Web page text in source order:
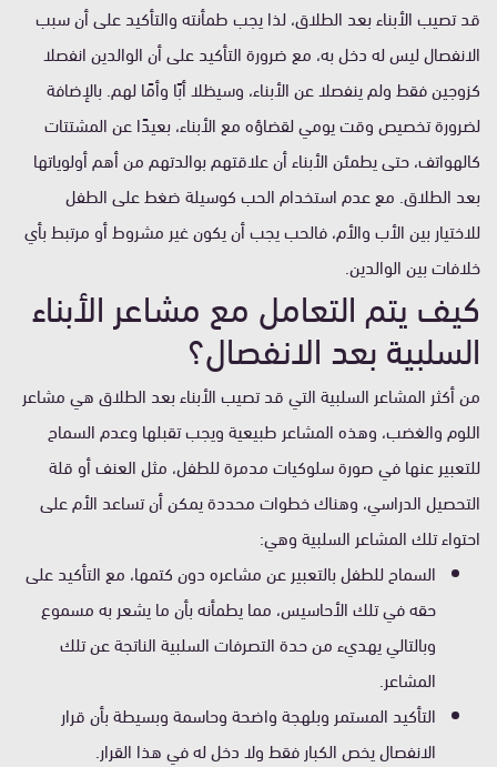
قد تصيب الأبناء بعد الطلاق، لذا يجب طمأنته والتأكيد على أن سبب
الانفصال ليس له دخل به، مع ضرورة التأكيد على أن الوالدين انفصلا
كزوجين فقط ولم ينفصلا عن الأبناء، وسيظلا أبًا وأمًا لهم.بالإضافة
لضرورة تخصيص وقت يومي لقضاؤه مع الأبناء، بعيدًا عن المشتتات
كالهواتف، حتى يطمئن الأبناء أن علاقتهم بوالدتهم من أهم أولوياتها
بعد الطلاق. مع عدم استخدام الحب كوسيلة ضغط على الطفل
للاختيار بين الأب والأم، فالحب يجب أن يكون غير مشروط أو مرتبط بأي
خلافات بين الوالدين.
كيف يتم التعامل مع مشاعر الأبناء
السلبية بعد الانفصال؟
من أكثر المشاعر السلبية التي قد تصيب الأبناء بعد الطلاق هي مشاعر
اللوم والغضب، وهذه المشاعر طبيعية ويجب تقبلها وعدم السماح
للتعبير عنها في صورة سلوكيات مدمرة للطفل، مثل العنف أو قلة
التحصيل الدراسي، وهناك خطوات محددة يمكن أن تساعد الأم على
احتواء تلك المشاعر السلبية وهي:
السماح للطفل بالتعبير عن مشاعره دون كتمها، مع التأكيد على
حقه في تلك الأحاسيس، مما يطمأنه بأن ما يشعر به مسموع
وبالتالي يهديء من حدة التصرفات السلبية الناتجة عن تلك
المشاعر.
التأكيد المستمر وبلهجة واضحة وحاسمة وبسيطة بأن قرار
الانفصال يخص الكبار فقط ولا دخل له في هذا القرار.